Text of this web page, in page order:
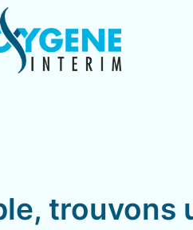
trouvons